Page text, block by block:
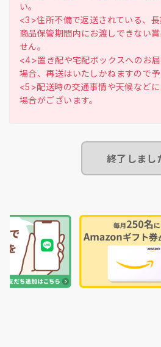
い。
<3>住所不備で返送されている、
商品保管期間内にお渡しできない
せん。
<4>置き配や宅配ボックスへのお
場合、再送はいたしかねますので予
<5>配送時の交通事情や天候など
終了しまし